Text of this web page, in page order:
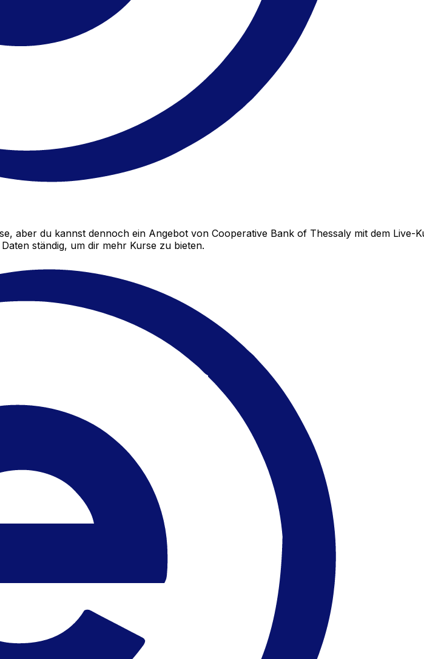
aber du kannst dennoch ein Angebot von Cooperative Bank of Thessaly mit dem Live-
ständig, um dir mehr Kurse zu bieten.